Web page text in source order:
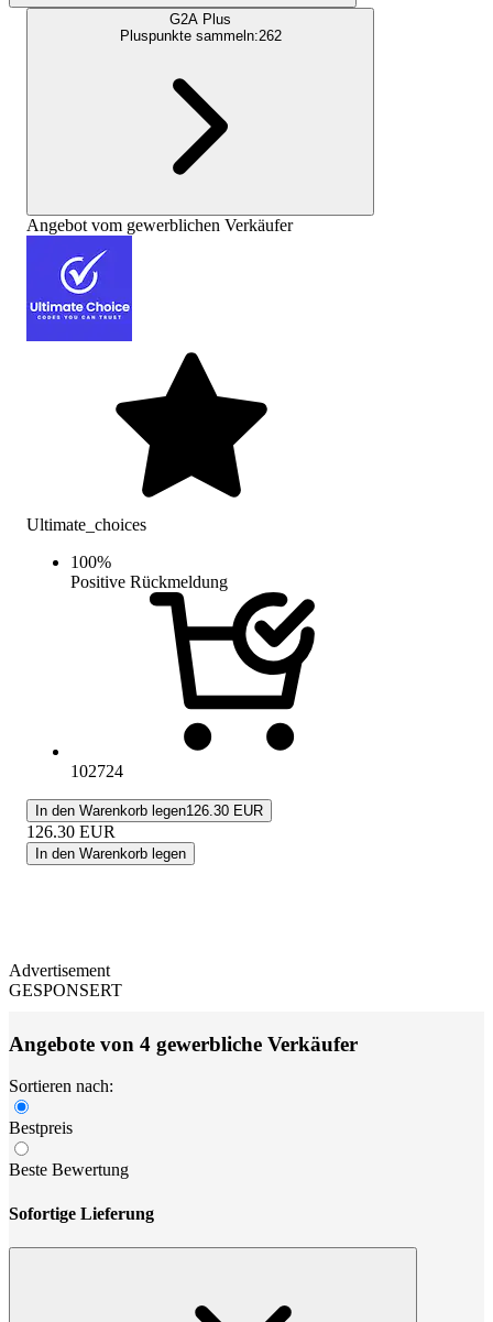
G2A Plus
Pluspunkte sammeln:262
Angebot vom gewerblichen Verkäufer
Ultimate_choices
100%
Positive Rückmeldung
102724
In den Warenkorb legen126.30 EUR
126.30 EUR
In den Warenkorb legen
Advertisement
GESPONSERT
Angebote von 4 gewerbliche Verkäufer
Sortieren nach:
Bestpreis
Beste Bewertung
Sofortige Lieferung